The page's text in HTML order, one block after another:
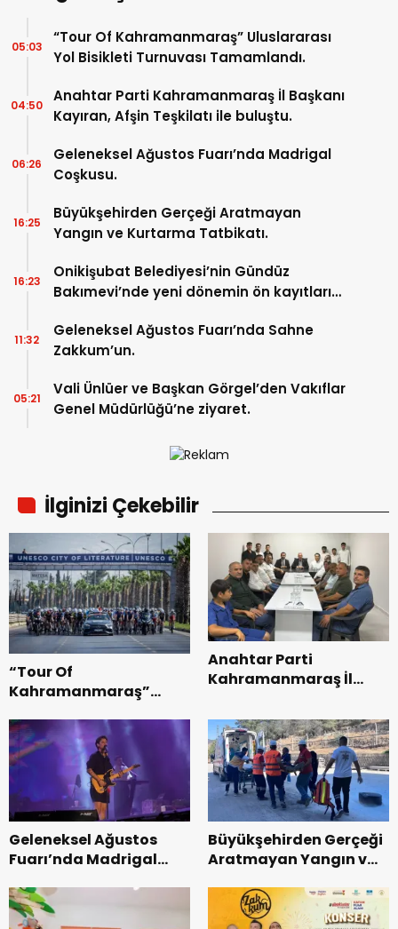
“Tour Of Kahramanmaraş” Uluslararası
Yol Bisikleti Turnuvası Tamamlandı.
05:03
Anahtar Parti Kahramanmaraş İl Başkanı
Kayıran, Afşin Teşkilatı ile buluştu.
04:50
Geleneksel Ağustos Fuarı’nda Madrigal
Coşkusu.
06:26
Büyükşehirden Gerçeği Aratmayan
Yangın ve Kurtarma Tatbikatı.
16:25
Onikişubat Belediyesi’nin Gündüz
Bakımevi’nde yeni dönemin ön kayıtları
16:23
Geleneksel Ağustos Fuarı’nda Sahne
Zakkum’un.
11:32
Vali Ünlüer ve Başkan Görgel’den Vakıflar
Genel Müdürlüğü’ne ziyaret.
05:21
İlginizi Çekebilir
“Tour Of
Kahramanmaraş”
Bisikleti Turnuvası
Tamamlandı.
Anahtar Parti
Kahramanmaraş İl
Teşkilatı ile buluştu.
Geleneksel Ağustos
Fuarı’nda Madrigal
Büyükşehirden Gerçeği
Aratmayan Yangın ve